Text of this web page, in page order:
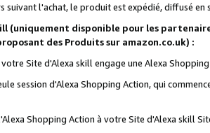
suivant l'achat, le produit est expédié, diffusé
(uniquement disponible pour les
des Produits sur amazon.co.uk) :
Site d'Alexa skill engage une Alexa
session d'Alexa Shopping Action, qui
Shopping Action à votre Site d'Alexa skill